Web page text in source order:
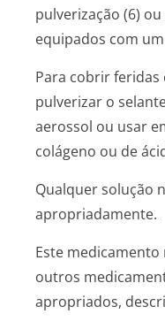
pulverização (6)
equipados com
Para cobrir feridas
pulverizar o
aerossol ou usar
colágeno ou de
Qualquer solução
apropriadamente.
Este
outros
apropriados,